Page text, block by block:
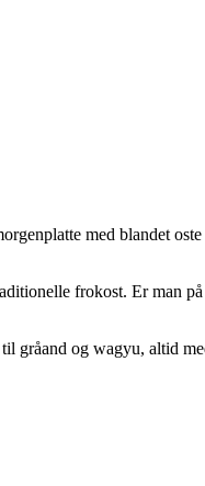
med blandet
frokost. Er man
gråand og wagyu, altid